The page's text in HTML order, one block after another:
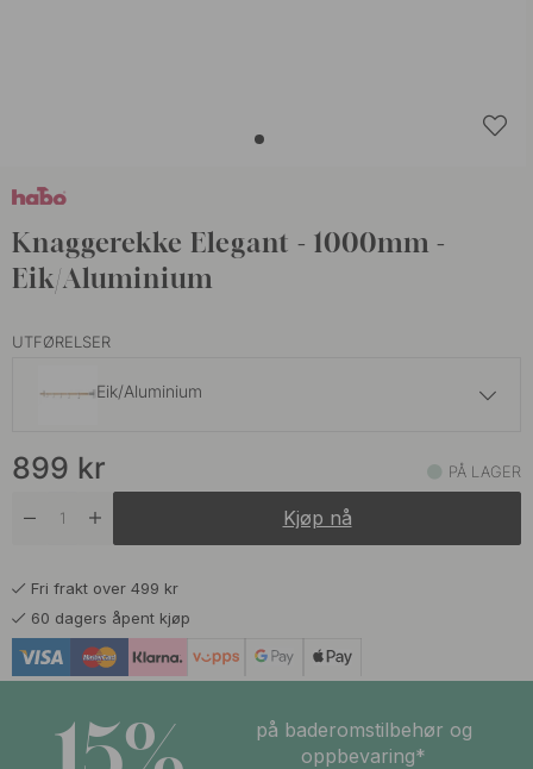
Knaggerekke Elegant - 1000mm -
Eik/Aluminium
UTFØRELSER
Eik/Aluminium
Sort På lager
Sort/Aluminium Bestillingsvare*
Eik/Sort
899 kr PÅ LAGER
Kjøp nå
Fri frakt over 499 kr
60 dagers åpent kjøp
på baderomstilbehør og
oppbevaring*